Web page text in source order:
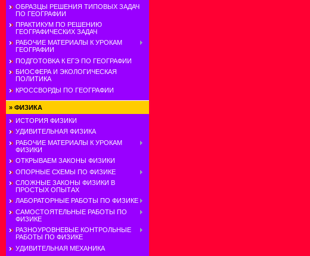
ОБРАЗЦЫ РЕШЕНИЯ ТИПОВЫХ ЗАДАЧ
ПО ГЕОГРАФИИ
ПРАКТИКУМ ПО РЕШЕНИЮ
ГЕОГРАФИЧЕСКИХ ЗАДАЧ
РАБОЧИЕ МАТЕРИАЛЫ К УРОКАМ
ГЕОГРАФИИ
ПОДГОТОВКА К ЕГЭ ПО ГЕОГРАФИИ
БИОСФЕРА И ЭКОЛОГИЧЕСКАЯ
ПОЛИТИКА
КРОССВОРДЫ ПО ГЕОГРАФИИ
» ФИЗИКА
ИСТОРИЯ ФИЗИКИ
УДИВИТЕЛЬНАЯ ФИЗИКА
РАБОЧИЕ МАТЕРИАЛЫ К УРОКАМ
ФИЗИКИ
ОТКРЫВАЕМ ЗАКОНЫ ФИЗИКИ
ОПОРНЫЕ СХЕМЫ ПО ФИЗИКЕ
СЛОЖНЫЕ ЗАКОНЫ ФИЗИКИ В
ПРОСТЫХ ОПЫТАХ
ЛАБОРАТОРНЫЕ РАБОТЫ ПО ФИЗИКЕ
САМОСТОЯТЕЛЬНЫЕ РАБОТЫ ПО
ФИЗИКЕ
РАЗНОУРОВНЕВЫЕ КОНТРОЛЬНЫЕ
РАБОТЫ ПО ФИЗИКЕ
УДИВИТЕЛЬНАЯ МЕХАНИКА